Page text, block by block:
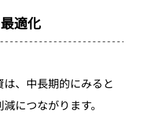
適化
は、中長期的にみると
につながります。